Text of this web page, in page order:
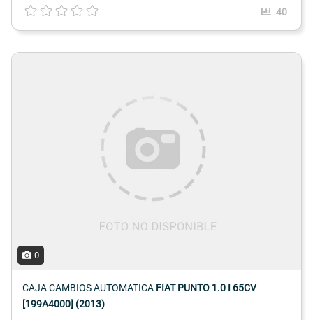
40
0
CAJA CAMBIOS AUTOMATICA FIAT PUNTO 1.0 I 65CV
[199A4000] (2013)